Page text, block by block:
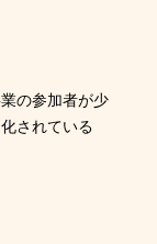
の参加者が少
されている